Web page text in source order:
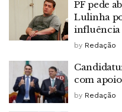
PF pede
Lulinha
influência
by Redação
com
by Redação